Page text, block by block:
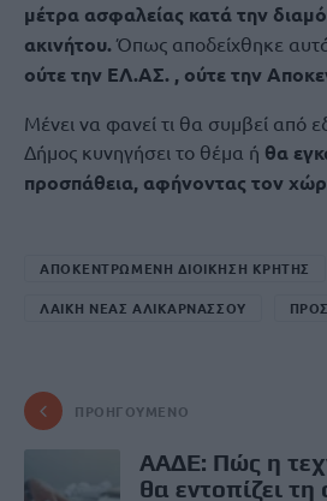
μέτρα ασφαλείας κατά την
ακινήτου. Όπως αποδείχθηκε
ούτε την ΕΛ.ΑΣ. , ούτε την
Μένει να φανεί τι θα συμβεί από
Δήμος κυνηγήσει το θέμα ή θα
προσπάθεια, αφήνοντας τον
ΑΠΟΚΕΝΤΡΩΜΕΝΗ ΔΙΟΙΚΗΣΗ ΚΡΗΤΗΣ
ΛΑΙΚΗ ΝΕΑΣ ΑΛΙΚΑΡΝΑΣΣΟΥ
ΠΡΟΗΓΟΎΜΕΝΟ
ΑΑΔΕ: Πώς η
θα εντοπίζει